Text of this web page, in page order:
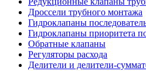
Дроссели трубного монтажа
Гидроклапаны
Гидроклапаны приоритета
Обратные клапаны
Регуляторы расхода
Делители и делители-